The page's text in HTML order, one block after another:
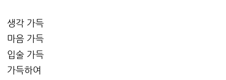
생각 가득
마음 가득
입술 가득
가득하여